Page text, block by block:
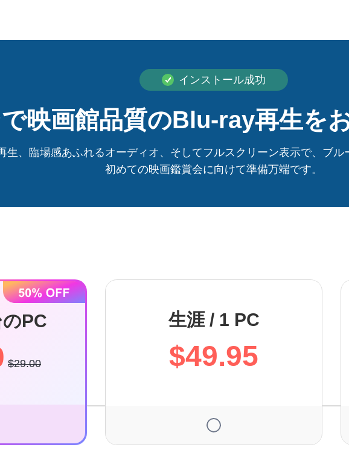
インストール成功
映画館品質のBlu-ray再生を
生、臨場感あふれるオーディオ、そしてフルスクリーン表示で、ブ
初めての映画鑑賞会に向けて準備万端です。
PC
$29.00
生涯 / 1 PC
$49.95